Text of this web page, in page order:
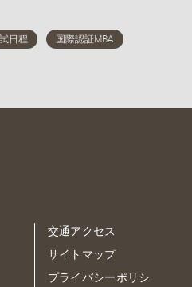
交通アクセス
サイトマップ
プライバシーポリシ